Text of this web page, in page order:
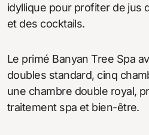
idyllique pour profiter de jus
et des cocktails.
Le primé Banyan Tree Spa
doubles standard, cinq
une chambre double royal,
traitement spa et bien-être.